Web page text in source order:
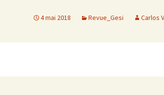
4 mai 2018 Revue_Gesi Carlos